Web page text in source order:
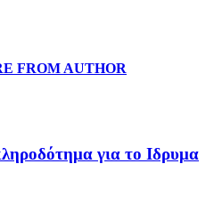
FROM AUTHOR
για το Ιδρυμα